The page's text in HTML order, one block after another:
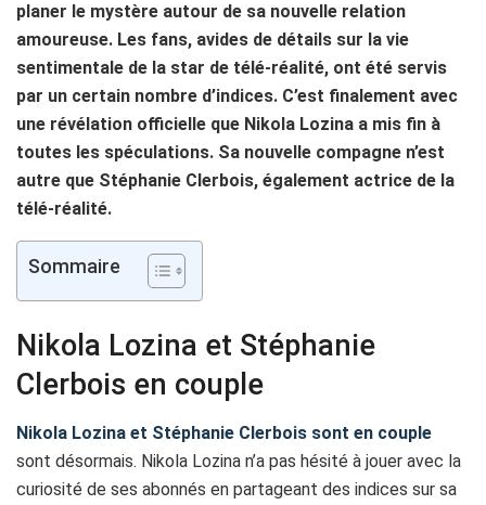
planer le mystère autour de sa nouvelle relation
amoureuse. Les fans, avides de détails sur la vie
sentimentale de la star de télé-réalité, ont été servis
par un certain nombre d’indices. C’est finalement avec
une révélation officielle que Nikola Lozina a mis fin à
toutes les spéculations. Sa nouvelle compagne n’est
autre que Stéphanie Clerbois, également actrice de la
télé-réalité.
Sommaire
Nikola Lozina et Stéphanie
Clerbois en couple
Nikola Lozina et Stéphanie Clerbois sont en couple
sont désormais. Nikola Lozina n’a pas hésité à jouer avec la
curiosité de ses abonnés en partageant des indices sur sa